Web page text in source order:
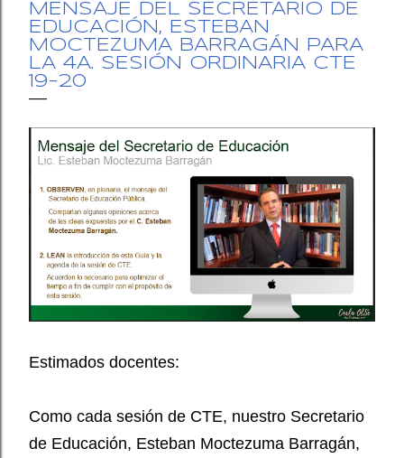
MENSAJE DEL SECRETARIO DE
EDUCACIÓN, ESTEBAN
MOCTEZUMA BARRAGÁN PARA
LA 4A. SESIÓN ORDINARIA CTE
19-20
Estimados docentes:
Como cada sesión de CTE, nuestro Secretario
de Educación, Esteban Moctezuma Barragán,